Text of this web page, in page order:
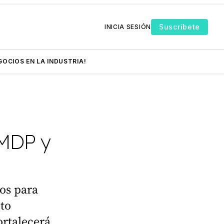
INICIA SESIÓN Suscríbete
EN LA INDUSTRIA!
y
para